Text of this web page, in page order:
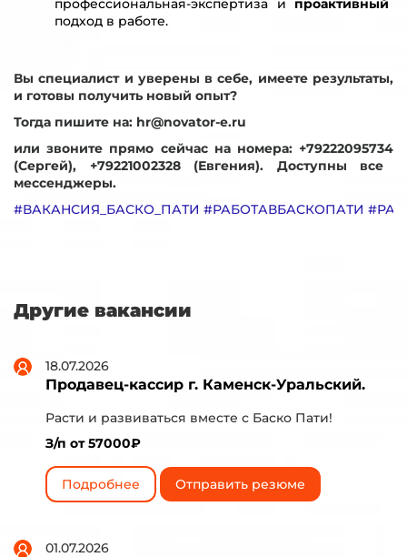
профессиональная-экспертиза и проактивный
подход в работе.
Вы специалист и уверены в себе, имеете результаты,
и готовы получить новый опыт?
Тогда пишите на: hr@novator-e.ru
или звоните прямо сейчас на номера: +79222095734
(Сергей), +79221002328(Евгения). Доступны все
мессенджеры.
#ВАКАНСИЯ_БАСКО_ПАТИ #РАБОТАВБАСКОПАТИ
Другие вакансии
18.07.2026
Продавец-кассир г. Каменск-Уральский.
Расти и развиваться вместе с Баско Пати!
З/п от 57000₽
Подробнее Отправить резюме
01.07.2026